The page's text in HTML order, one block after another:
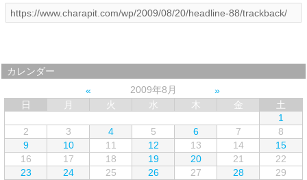
カレンダー
2009年8月
日
月 火 水 木 金
土
1
2
3 4 5 6 7
8
9
10 11 12 13 14
15
16
17 18 19 20 21
22
23
24 25 26 27 28
29